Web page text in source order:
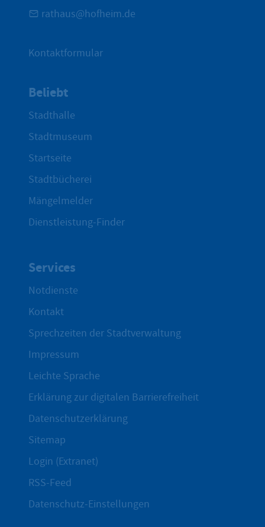
rathaus@hofheim.de
Kontaktformular
Beliebt
Stadthalle
Stadtmuseum
Startseite
Stadtbücherei
Mängelmelder
Dienstleistung-Finder
Services
Notdienste
Kontakt
Sprechzeiten der Stadtverwaltung
Impressum
Leichte Sprache
Erklärung zur digitalen Barrierefreiheit
Datenschutzerklärung
Sitemap
Login (Extranet)
RSS-Feed
Datenschutz-Einstellungen